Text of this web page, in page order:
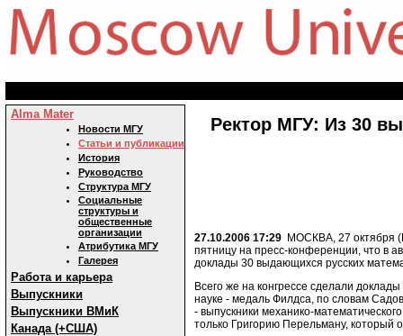
Alma Mater
Новости МГУ
Статьи и публикации
История
Руководство
Структура МГУ
Социальные
структуры и
общественные
организации
Атрибутика МГУ
Галерея
Работа и карьера
Выпускники
Выпускники ВМиК
Канада (+США)
Ректор МГУ: Из 30
27.10.2006 17:29 МОСКВА, 27 октября
пятницу на пресс-конференции, что в
доклады 30 выдающихся русских
Всего же на конгрессе сделали
науке - медаль Филдса, по словам
- выпускники механико-
только Григорию Перельману, который